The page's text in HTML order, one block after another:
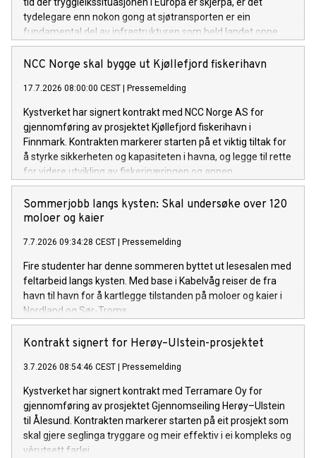
tid der tryggleikssituasjonen i Europa er skjerpa, er det
tydelegare enn nokon gong at sjøtransporten er ein
fundamental del av infrastrukturen som held landet oppe.
Det gjeld i fredstid, i kriser og om det verste skulle skje.
NCC Norge skal bygge ut Kjøllefjord fiskerihavn
17.7.2026 08:00:00 CEST Pressemelding
Kystverket har signert kontrakt med NCC Norge AS for
gjennomføring av prosjektet Kjøllefjord fiskerihavn i
Finnmark. Kontrakten markerer starten på et viktig tiltak for
å styrke sikkerheten og kapasiteten i havna, og legge til rette
for videre utvikling av fiskerinæringen og annen
næringsaktivitet i området.
Sommerjobb langs kysten: Skal undersøke over 120
moloer og kaier
7.7.2026 09:34:28 CEST Pressemelding
Fire studenter har denne sommeren byttet ut lesesalen med
feltarbeid langs kysten. Med base i Kabelvåg reiser de fra
havn til havn for å kartlegge tilstanden på moloer og kaier i
Nordland og Sør-Troms.
Kontrakt signert for Herøy–Ulstein-prosjektet
3.7.2026 08:54:46 CEST Pressemelding
Kystverket har signert kontrakt med Terramare Oy for
gjennomføring av prosjektet Gjennomseiling Herøy–Ulstein
til Ålesund. Kontrakten markerer starten på eit prosjekt som
skal gjere seglinga tryggare og meir effektiv i ei kompleks og
vêrutsett farlei.